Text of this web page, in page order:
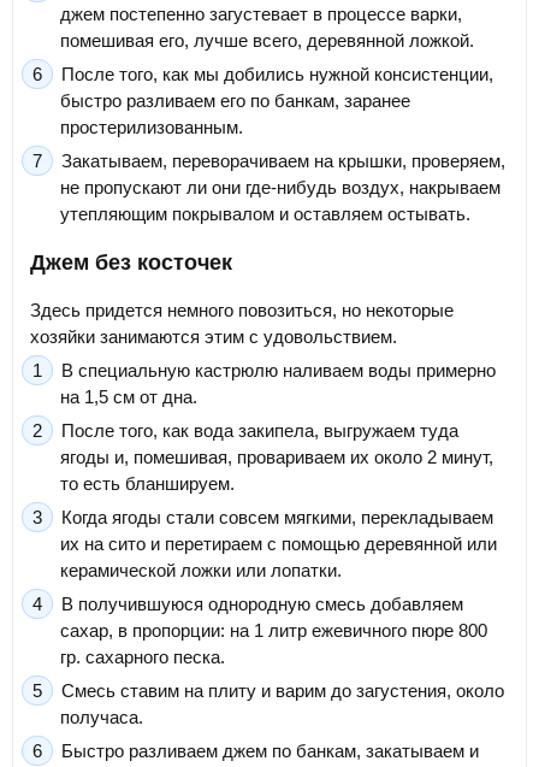
джем постепенно загустевает в процессе варки,
помешивая его, лучше всего, деревянной ложкой.
После того, как мы добились нужной консистенции,
быстро разливаем его по банкам, заранее
простерилизованным.
Закатываем, переворачиваем на крышки, проверяем,
не пропускают ли они где-нибудь воздух, накрываем
утепляющим покрывалом и оставляем остывать.
Джем без косточек
Здесь придется немного повозиться, но некоторые
хозяйки занимаются этим с удовольствием.
В специальную кастрюлю наливаем воды примерно
на 1,5 см от дна.
После того, как вода закипела, выгружаем туда
ягоды и, помешивая, провариваем их около 2 минут,
то есть бланшируем.
Когда ягоды стали совсем мягкими, перекладываем
их на сито и перетираем с помощью деревянной или
керамической ложки или лопатки.
В получившуюся однородную смесь добавляем
сахар, в пропорции: на 1 литр ежевичного пюре 800
гр. сахарного песка.
Смесь ставим на плиту и варим до загустения, около
получаса.
Быстро разливаем джем по банкам, закатываем и